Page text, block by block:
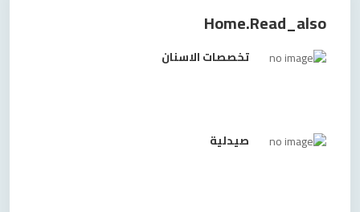
Home.read_also
تخصصات الاسنان
صيدلية